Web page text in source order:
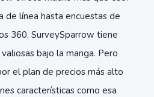
de línea hasta encuestas de
360, SurveySparrow tiene
bajo la manga. Pero
el plan de precios más alto
características como esa